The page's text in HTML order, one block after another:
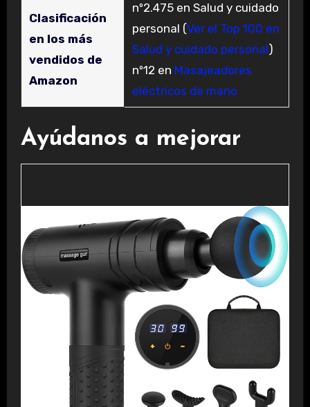
Clasificación
en los más
vendidos de
Amazon
nº2.475 en Salud y cuidado
personal (Ver el Top 100 en
Salud y cuidado personal)
nº12 en Masajeadores
eléctricos de mano
Ayúdanos a mejorar